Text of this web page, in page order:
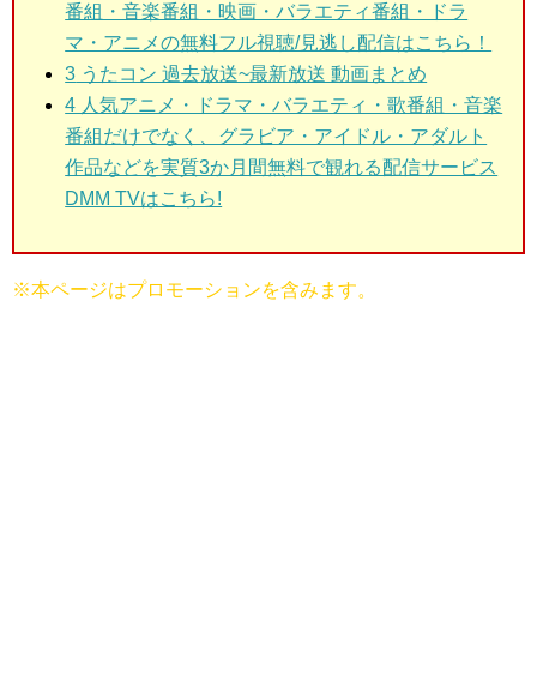
番組・音楽番組・映画・バラエティ番組・ドラ
マ・アニメの無料フル視聴/見逃し配信はこちら！
3 うたコン 過去放送~最新放送 動画まとめ
4 人気アニメ・ドラマ・バラエティ・歌番組・音楽
番組だけでなく、グラビア・アイドル・アダルト
作品などを実質3か月間無料で観れる配信サービス
DMM TVはこちら!
※本ページはプロモーションを含みます。